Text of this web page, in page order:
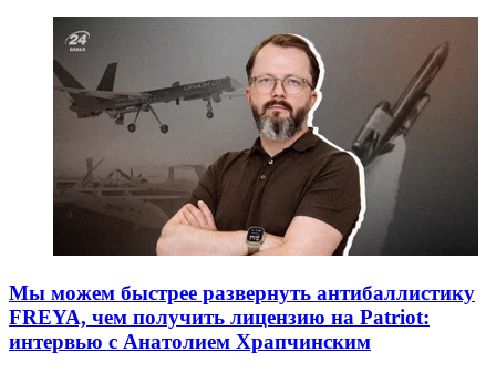
Мы можем быстрее развернуть антибаллистику
FREYA, чем получить лицензию на Patriot:
интервью с Анатолием Храпчинским